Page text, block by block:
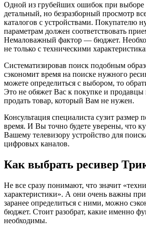
Одной из грубейших ошибок при выборе
детальный, но безразборный просмотр
каталогов с устройствами. Покупателю
параметрам должен соответствовать
Немаловажный фактор — бюджет.
не только с техническими
Систематизировав поиск подобным
сэкономит время на поиске нужного
можете определиться с выбором, то
Это не обяжет Вас к покупке и продавцы
продать товар, который Вам не нужен.
Консультация специалиста сузит размер
время. И Вы точно будете уверены, что
Вашему телевизору устройство для
цифровых каналов.
Как выбрать ресивер
Не все сразу понимают, что значит
характеристики». А они очень важны
заранее определиться с ними, можно
бюджет. Стоит разобрат, какие именно
необходимы.